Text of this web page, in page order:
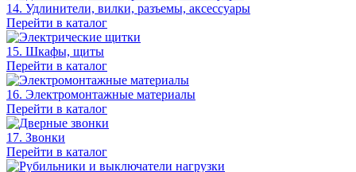
14. Удлинители, вилки, разъемы, аксессуары
Перейти в каталог
15. Шкафы, щиты
Перейти в каталог
16. Электромонтажные материалы
Перейти в каталог
17. Звонки
Перейти в каталог